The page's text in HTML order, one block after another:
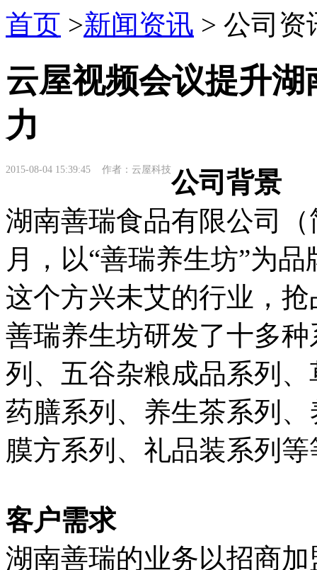
首页 >新闻资讯 > 公司资
云屋视频会议提升
力
2015-08-04 15:39:45 作者：云屋科技公司背景
湖南善瑞食品有限公司
月，以“善瑞养生坊”为
这个方兴未艾的行业，
善瑞养生坊研发了十多
列、五谷杂粮成品系列
药膳系列、养生茶系列
膜方系列、礼品装系列等
客户需求
湖南善瑞的业务以招商